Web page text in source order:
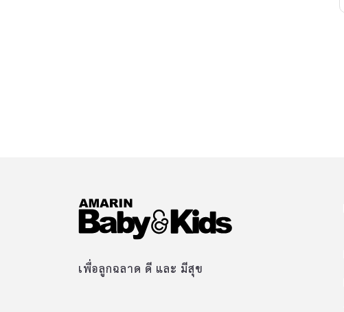
เพื่อลูกฉลาด ดี และ มีสุข